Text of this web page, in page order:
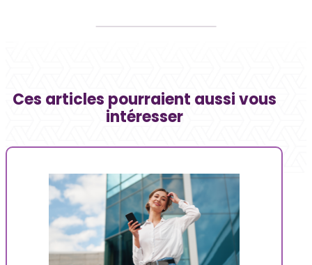
Ces articles pourraient aussi vous
intéresser